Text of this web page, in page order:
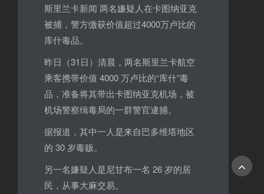
斯里兰卡新闻 两名嫌疑人在卡图纳亚克
被捕，警方缴获价值超过4000万卢比的
库什毒品。
昨日（31日）清晨，两名斯里兰卡航空
乘客携带价值 4000 万卢比的“库什”毒
品，准备将其带出卡图纳亚克机场，被
机场警察缉毒局的一群警官逮捕。
据报道，其中一人是来自巴多维塔地区
的 30 岁毒贩。
另一名嫌疑人是尼甘布一名 26 岁的居
民，从事大麻交易。